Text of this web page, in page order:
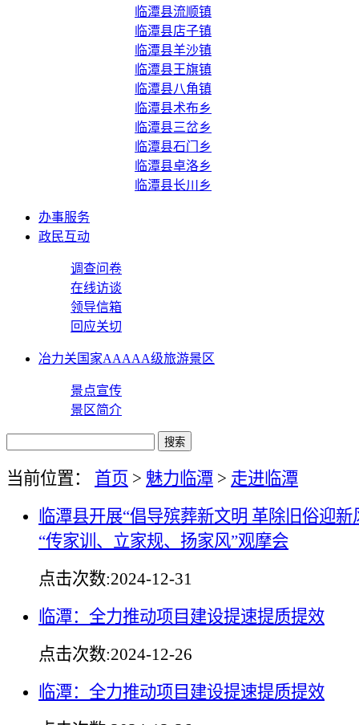
临潭县流顺镇
临潭县店子镇
临潭县羊沙镇
临潭县王旗镇
临潭县八角镇
临潭县术布乡
临潭县三岔乡
临潭县石门乡
临潭县卓洛乡
临潭县长川乡
办事服务
政民互动
调查问卷
在线访谈
领导信箱
回应关切
冶力关国家AAAAA级旅游景区
景点宣传
景区简介
当前位置： 首页 > 魅力临潭 > 走进临潭
临潭县开展“倡导殡葬新文明 革除旧俗迎新
“传家训、立家规、扬家风”观摩会
点击次数:2024-12-31
临潭：全力推动项目建设提速提质提效
点击次数:2024-12-26
临潭：全力推动项目建设提速提质提效